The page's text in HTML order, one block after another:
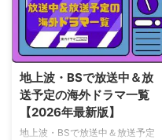
ー・デイ』が大ヒット上映中だ。
公開初日の興行収入は5億6,000
万円を超え、2026年公開の洋画
ナンバーワンを記録。このたび、
主演のトム・ホランド自らが臨場
感あふれるアクションシーン撮影
の裏側を明かす特別映像が公開さ
れた。 世界中で大ヒットを記
録！ 映画史に残る快挙を達成 ソ
地上波・BSで放送中＆放
送予定の海外ドラマ一覧
【2026年最新版】
地上波・BSで放送中＆放送予定